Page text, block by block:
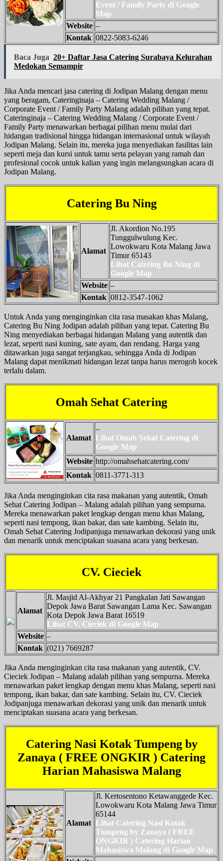
Event / Family Party di Google
Map
Website –
Kontak 0822-5083-6246
Baca Juga 20+ Daftar Jasa Catering Surabaya Kelurahan
Medokan Semampir
Jika Anda mencari jasa catering di Jodipan Malang dengan menu
yang beragam, Cateringinaja – Catering Wedding Malang /
Corporate Event / Family Party Malang adalah pilihan yang tepat.
Cateringinaja – Catering Wedding Malang / Corporate Event /
Family Party menawarkan berbagai pilihan menu mulai dari
hidangan tradisional hingga hidangan internasional untuk wilayah
Jodipan Malang. Selain itu, mereka juga menyediakan fasilitas lain
seperti meja dan kursi untuk tamu serta pelayan yang ramah dan
profesional cocok untuk kalian yang ingin melangsungkan acara di
Jodipan Malang.
Catering Bu Ning
Alamat
Jl. Akordion No.195
Tunggulwulung Kec.
Lowokwaru Kota Malang Jawa
Timur 65143
Lihat Catering Bu Ning di
Google Map
Website –
Kontak 0812-3547-1062
Untuk Anda yang menginginkan cita rasa masakan khas Malang,
Catering Bu Ning Jodipan adalah pilihan yang tepat. Catering Bu
Ning menyediakan berbagai hidangan Malang yang autentik dan
lezat, seperti nasi kuning, sate ayam, dan rendang. Harga yang
ditawarkan juga sangat terjangkau, sehingga Anda di Jodipan
Malang dapat menikmati hidangan lezat tanpa harus merogoh kocek
terlalu dalam.
Omah Sehat Catering
Alamat
–
Lihat Omah Sehat Catering di
Google Map
Website http://omahsehatcatering.com/
Kontak 0811-3771-313
Jika Anda menginginkan cita rasa makanan yang autentik, Omah
Sehat Catering Jodipan – Malang adalah pilihan yang sempurna.
Mereka menawarkan paket lengkap dengan menu khas Malang,
seperti nasi tempong, ikan bakar, dan sate kambing. Selain itu,
Omah Sehat Catering Jodipanjuga menawarkan dekorasi yang unik
dan menarik untuk menciptakan suasana acara yang berkesan.
CV. Cieciek
Alamat
Jl. Masjid Al-Akhyar 21 Pangkalan Jati Sawangan
Depok Jawa Barat Sawangan Lama Kec. Sawangan
Kota Depok Jawa Barat 16519
Lihat CV. Cieciek di Google Map
Website –
Kontak (021) 7669287
Jika Anda menginginkan cita rasa makanan yang autentik, CV.
Cieciek Jodipan – Malang adalah pilihan yang sempurna. Mereka
menawarkan paket lengkap dengan menu khas Malang, seperti nasi
tempong, ikan bakar, dan sate kambing. Selain itu, CV. Cieciek
Jodipanjuga menawarkan dekorasi yang unik dan menarik untuk
menciptakan suasana acara yang berkesan.
Catering Nasi Kotak Tumpeng by
Zanaya ( FREE ONGKIR ) Catering
Harian Mahasiswa Malang
Alamat
Jl. Kertosentono Ketawanggede Kec.
Lowokwaru Kota Malang Jawa Timur
65144
Lihat Catering Nasi Kotak
Tumpeng by Zanaya ( FREE
ONGKIR ) Catering Harian
Mahasiswa Malang di Google Map